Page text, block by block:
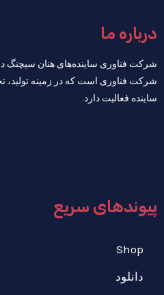
درباره ما
شرکت فناوری است که در زمینه تولید،
ساینده فعالیت دارد.
پیوندهای سریع
Shop
دانلود